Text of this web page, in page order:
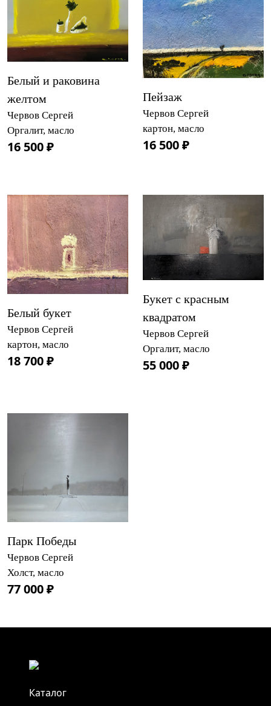
Белый и раковина
желтом
Червов Сергей
Оргалит, масло
16 500 ₽
Пейзаж
Червов Сергей
картон, масло
16 500 ₽
Белый букет
Червов Сергей
картон, масло
18 700 ₽
Букет с красным
квадратом
Червов Сергей
Оргалит, масло
55 000 ₽
Парк Победы
Червов Сергей
Холст, масло
77 000 ₽
Каталог